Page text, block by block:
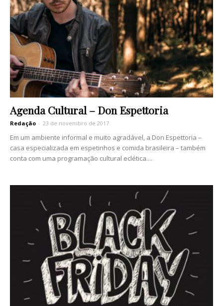
Agenda Cultural – Don Espettoria
Redação - 23 de novembro de 2017
Em um ambiente informal e muito agradável, a Don Espettoria –
casa especializada em espetinhos e comida brasileira – também
conta com uma programação cultural eclética....